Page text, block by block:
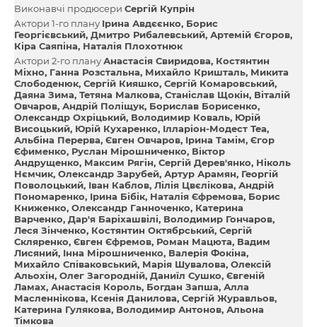
Виконавчі продюсери Сергій Купрін
Актори 1-го плану Ірина Авдєєнко Борис
Георгієвський Дмитро Рибалевський Артемій Єгоров
Кіра Саяпіна Наталія Плохотнюк
Актори 2-го плануАнастасія Свиридова Костянтин
Міхно Ганна Розстальна Михайло Кришталь Микита
Слободенюк Сергій Кияшко Сергій Комаровський
Даяна Зима Тетяна Малкова Станіслав Щокін Віталій
Овчаров Андрій Поліщук Борислав Борисенко
Олександр Охріцький Володимир Коваль Юрій
Висоцький Юрій Кухаренко Ілларіон-Модест Теа
Альбіна Перерва Євген Овчаров Ірина Тамім Єгор
Єфименко Руслан Мірошниченко Віктор
Андрущенко Максим Рягін Сергій Дерев'янко Ніколь
Нємчик Олександр Зарубей Артур Арамян Георгій
Поволоцький Іван Каблов Лілія Цвєлікова Андрій
Пономаренко Ірина Бібік Наталія Єфремова Борис
Книженко Олександр Ганноченко Катерина
Варченко Дар'я Баріхашвілі Володимир Гончаров
Леся Зінченко Костянтин Октябрський Сергій
Скляренко Євген Єфремов Роман Мацюта Вадим
Лисяний Інна Мірошниченко Валерія Фокіна
Михайло Співаковський Марія Шувалова Олексій
Альохін Олег Загородній Даниїл Сушко Євгеній
Ламах Анастасія Король Богдан Запша Алла
Масленнікова Ксенія Данилова Сергій Журавльов
Катерина Гулякова Володимир Антонов Альона
Тімкова